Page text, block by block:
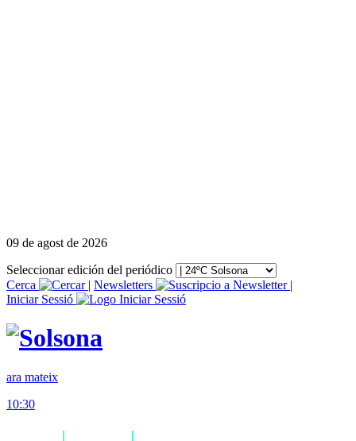
09 de agost de 2026
Seleccionar edición del periódico
Cerca
| Newsletters
|
Iniciar Sessió
ara mateix
10:30